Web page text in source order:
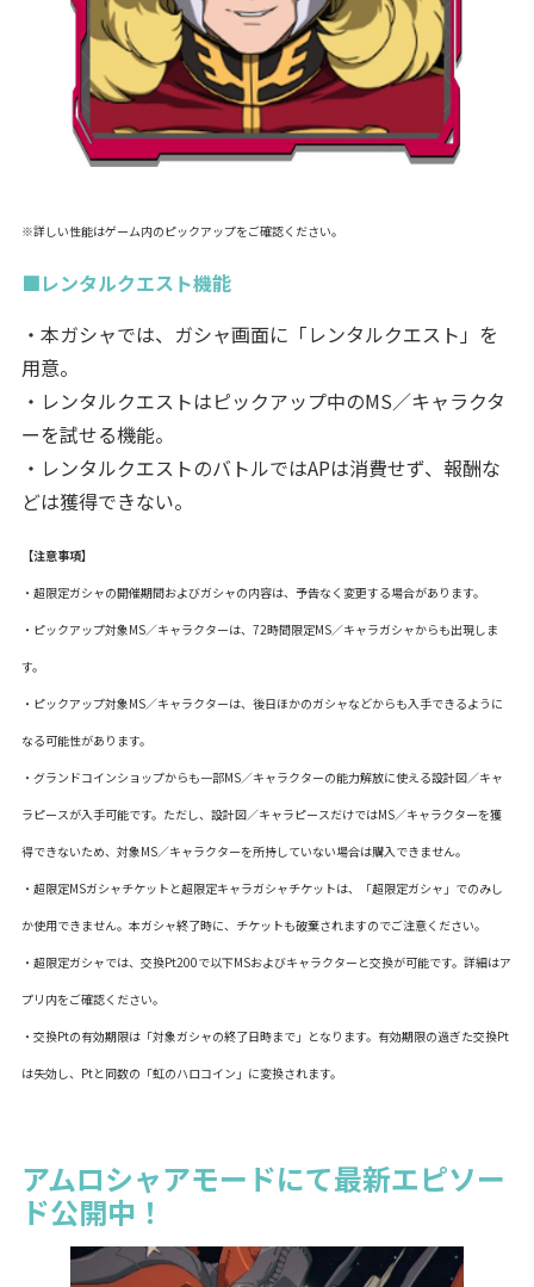
※詳しい性能はゲーム内のピックアップをご確認ください。
■レンタルクエスト機能
・本ガシャでは、ガシャ画面に「レンタルクエスト」を
用意。
・レンタルクエストはピックアップ中のMS／キャラクタ
ーを試せる機能。
・レンタルクエストのバトルではAPは消費せず、報酬な
どは獲得できない。
【注意事項】
・超限定ガシャの開催期間およびガシャの内容は、予告なく変更する場合があります。
・ピックアップ対象MS／キャラクターは、72時間限定MS／キャラガシャからも出現しま
す。
・ピックアップ対象MS／キャラクターは、後日ほかのガシャなどからも入手できるように
なる可能性があります。
・グランドコインショップからも一部MS／キャラクターの能力解放に使える設計図／キャ
ラピースが入手可能です。ただし、設計図／キャラピースだけではMS／キャラクターを獲
得できないため、対象MS／キャラクターを所持していない場合は購入できません。
・超限定MSガシャチケットと超限定キャラガシャチケットは、「超限定ガシャ」でのみし
か使用できません。本ガシャ終了時に、チケットも破棄されますのでご注意ください。
・超限定ガシャでは、交換Pt200で以下MSおよびキャラクターと交換が可能です。詳細はア
プリ内をご確認ください。
・交換Ptの有効期限は「対象ガシャの終了日時まで」となります。有効期限の過ぎた交換Pt
は失効し、Ptと同数の「虹のハロコイン」に変換されます。
アムロシャアモードにて最新エピソー
ド公開中！